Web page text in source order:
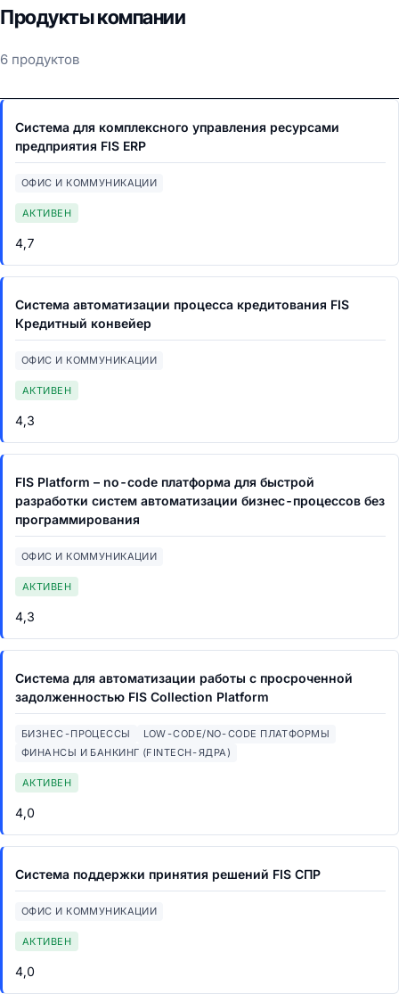
Продукты компании
6 продуктов
Система для комплексного управления ресурсами
предприятия FIS ERP
ОФИС И КОММУНИКАЦИИ
АКТИВЕН
4,7
Система автоматизации процесса кредитования FIS
Кредитный конвейер
ОФИС И КОММУНИКАЦИИ
АКТИВЕН
4,3
FIS Platform – no-code платформа для быстрой
разработки систем автоматизации бизнес-процессов без
программирования
ОФИС И КОММУНИКАЦИИ
АКТИВЕН
4,3
Система для автоматизации работы с просроченной
задолженностью FIS Collection Platform
БИЗНЕС-ПРОЦЕССЫ
LOW-CODE/NO-CODE ПЛАТФОРМЫ
ФИНАНСЫ И БАНКИНГ (FINTECH-ЯДРА)
АКТИВЕН
4,0
Система поддержки принятия решений FIS СПР
ОФИС И КОММУНИКАЦИИ
АКТИВЕН
4,0